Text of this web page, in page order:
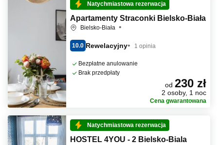
Natychmiastowa rezerwacja
Apartamenty Straconki Bielsko-Biała
Bielsko-Biała
10.0 Rewelacyjny 1 opinia
Bezpłatne anulowanie
Brak przedpłaty
od 230 zł
2 osoby, 1 noc
Cena gwarantowana
Natychmiastowa rezerwacja
HOSTEL 4YOU - 2 Bielsko-Biala